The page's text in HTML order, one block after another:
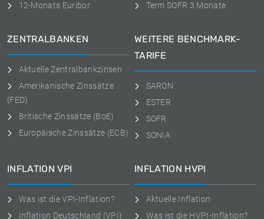
12-Monats Euribor
Term SOFR 3 Monate
ZENTRALBANKEN
Aktuelle Zentralbankzinsen
Amerikanische Zinssätze
(FED)
Britische Zinssätze (BoE)
Europäische Zinssätze (ECB)
WEITERE BENCHMARK-
TARIFE
SARON
ESTER
SOFR
SONIA
INFLATION VPI
Was ist die VPI-Inflation?
Inflation Deutschland (VPI)
INFLATION HVPI
Aktuelle Inflation
Was ist die HVPI-Inflation?